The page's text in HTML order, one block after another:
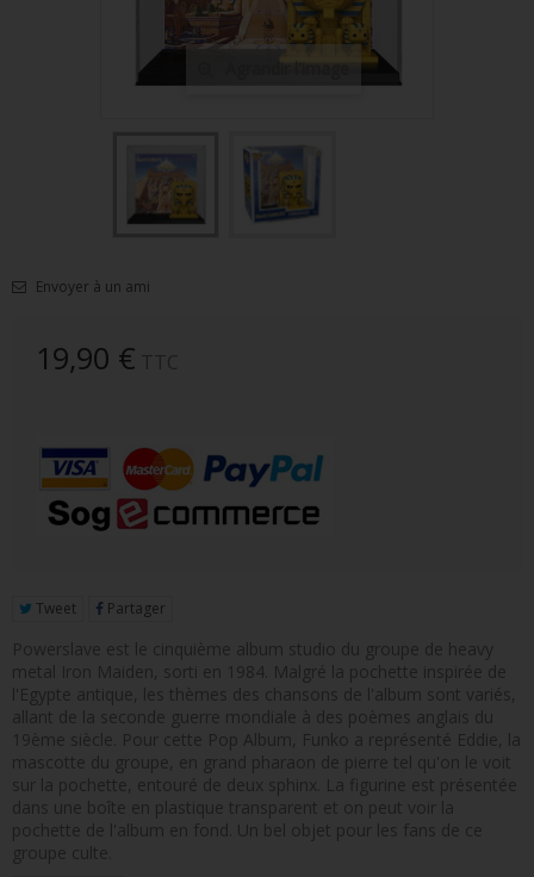
FIGURINES POP ANIME
FIGURINES POP HARRY POTTER
FIGURINES POP STRANGER THINGS
FIGURINES POP SEIGNEUR DES ANNEAUX
FIGURINE POP AD ICONS
FIGURINE POP RETRO TOYS
FIGURINES POP AUTRES COMICS
PORTE-CLÉS POCKET POP
FUNKO VINYL SODA
FUNKO POP PIN
PELUCHE
LOUNGEFLY
Agrandir l'image
Envoyer à un ami
19,90 €
Tweet Partager
Powerslave est le cinquième album studio du groupe de heavy
metal Iron Maiden, sorti en 1984. Malgré la pochette inspirée de
l'Egypte antique, les thèmes des chansons de l'album sont variés,
allant de la seconde guerre mondiale à des poèmes anglais du
19ème siècle. Pour cette Pop Album, Funko a représenté Eddie, la
mascotte du groupe, en grand pharaon de pierre tel qu'on le voit
sur la pochette, entouré de deux sphinx. La figurine est présentée
dans une boîte en plastique transparent et on peut voir la
pochette de l'album en fond. Un bel objet pour les fans de ce
groupe culte.